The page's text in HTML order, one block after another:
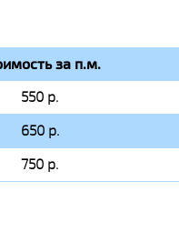
за п.м.
550 р.
650 р.
750 р.